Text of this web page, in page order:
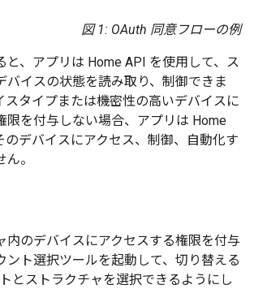
図 1: OAuth 同意フローの例
と、アプリは Home API を使用して、ス
バイスの状態を読み取り、制御できま
スタイプまたは機密性の高いデバイスに
限を付与しない場合、アプリは Home
のデバイスにアクセス、制御、自動化す
。
内のデバイスにアクセスする権限を付与
ント選択ツールを起動して、切り替える
とストラクチャを選択できるようにし